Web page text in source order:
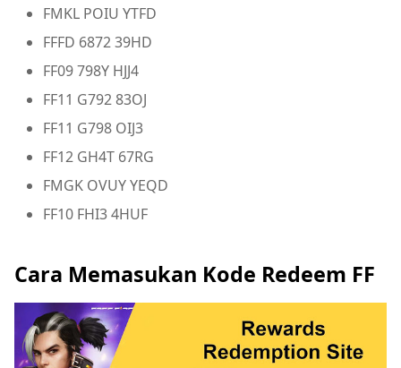
FMKL POIU YTFD
FFFD 6872 39HD
FF09 798Y HJJ4
FF11 G792 83OJ
FF11 G798 OIJ3
FF12 GH4T 67RG
FMGK OVUY YEQD
FF10 FHI3 4HUF
Cara Memasukan Kode Redeem FF